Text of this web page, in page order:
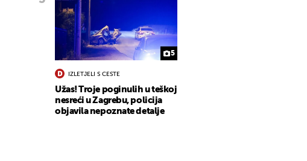
5
IZLETJELI S CESTE
Užas! Troje poginulih u teškoj
nesreći u Zagrebu, policija
objavila nepoznate detalje